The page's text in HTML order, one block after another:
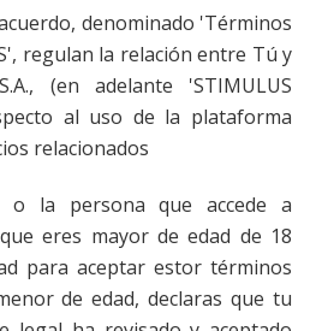
denominado 'Términos
regulan la relación entre Tú y
(en adelante 'STIMULUS
al uso de la plataforma
relacionados
la persona que accede a
eres mayor de edad de 18
para aceptar estor términos
de edad, declaras que tu